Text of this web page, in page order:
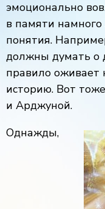
эмоционально
в памяти
понятия.
должны думать о
правило оживает
историю. Вот
и Арджуной.
Однажды,